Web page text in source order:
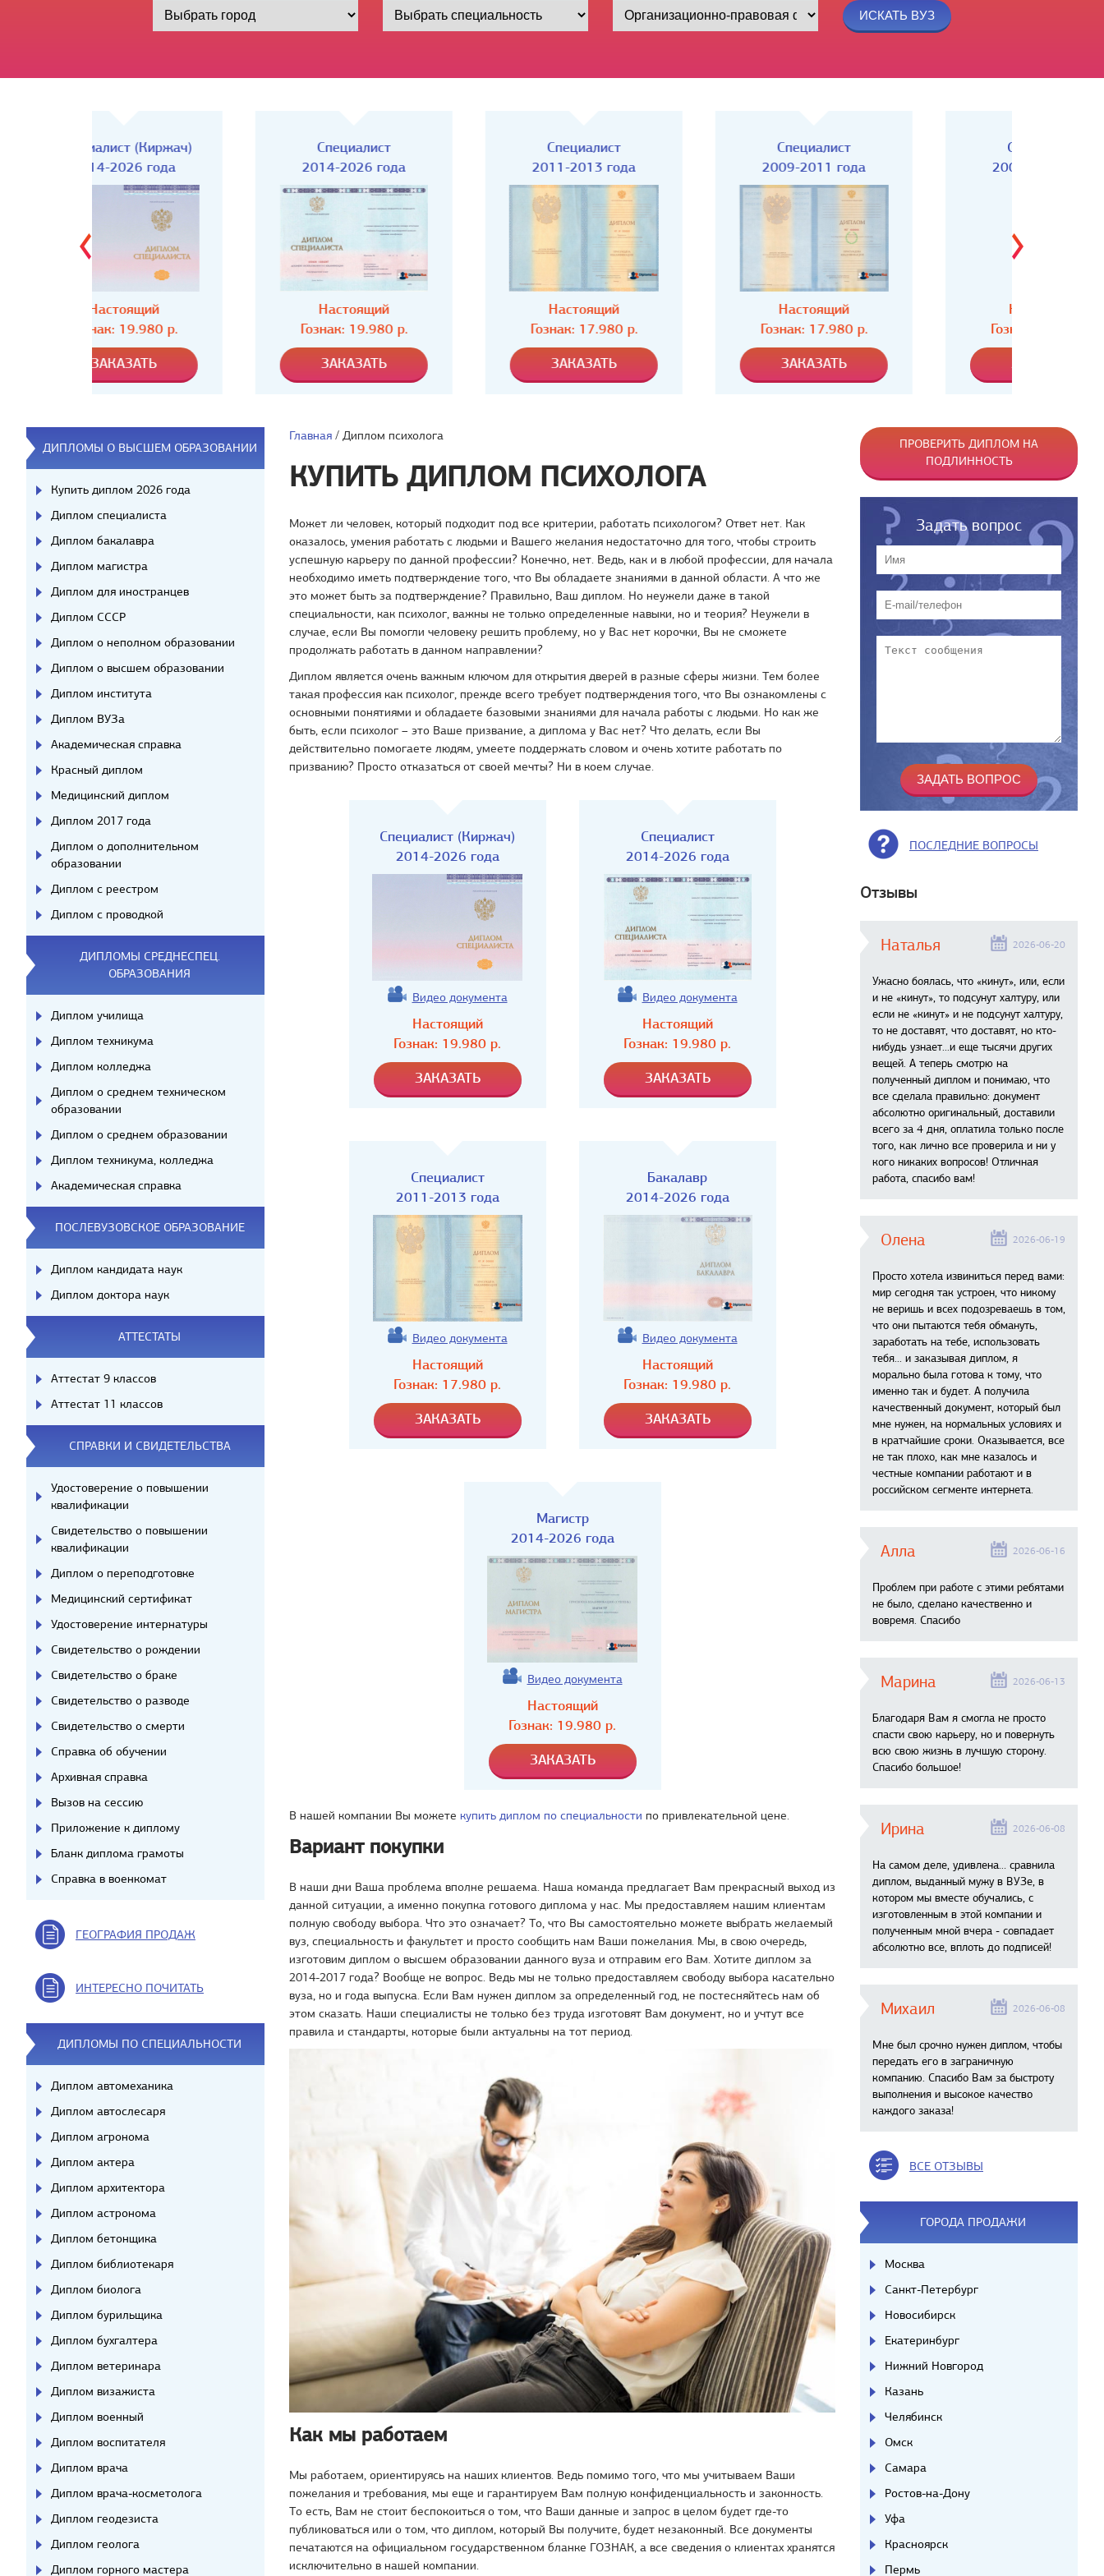
Специалист
2014-2026 года
Гознак: 19.980 р.
2011-2013 года
Гознак: 17.980 р.
2009-2011 года
Гознак: 17.980 р.
2004-2008 года
Гознак: 16.980 р.
Главная / Диплом психолога
КУПИТЬ ДИПЛОМ ПСИХОЛОГА
Может ли человек, который подходит под все критерии, работать психологом? Ответ нет. Как
оказалось, умения работать с людьми и Вашего желания недостаточно для того, чтобы строить
успешную карьеру по данной профессии? Конечно, нет. Ведь, как и в любой профессии, для начала
необходимо иметь подтверждение того, что Вы обладаете знаниями в данной области. А что же
это может быть за подтверждение? Правильно, Ваш диплом. Но неужели даже в такой
специальности, как психолог, важны не только определенные навыки, но и теория? Неужели в
случае, если Вы помогли человеку решить проблему, но у Вас нет корочки, Вы не сможете
продолжать работать в данном направлении?
Диплом является очень важным ключом для открытия дверей в разные сферы жизни. Тем более
такая профессия как психолог, прежде всего требует подтверждения того, что Вы ознакомлены с
основными понятиями и обладаете базовыми знаниями для начала работы с людьми. Но как же
быть, если психолог – это Ваше призвание, а диплома у Вас нет? Что делать, если Вы
действительно помогаете людям, умеете поддержать словом и очень хотите работать по
призванию? Просто отказаться от своей мечты? Ни в коем случае.
Специалист (Киржач)
2014-2026 года
Видео документа
Настоящий
Гознак: 19.980 р.
Специалист
2014-2026 года
Видео документа
Настоящий
Гознак: 19.980 р.
Специалист
2011-2013 года
Видео документа
Настоящий
Гознак: 17.980 р.
Бакалавр
2014-2026 года
Видео документа
Настоящий
Гознак: 19.980 р.
Магистр
2014-2026 года
Видео документа
Настоящий
Гознак: 19.980 р.
В нашей компании Вы можете купить диплом по специальности по привлекательной цене.
Вариант покупки
В наши дни Ваша проблема вполне решаема. Наша команда предлагает Вам прекрасный выход из
данной ситуации, а именно покупка готового диплома у нас. Мы предоставляем нашим клиентам
полную свободу выбора. Что это означает? То, что Вы самостоятельно можете выбрать желаемый
вуз, специальность и факультет и просто сообщить нам Ваши пожелания. Мы, в свою очередь,
изготовим диплом о высшем образовании данного вуза и отправим его Вам. Хотите диплом за
2014-2017 года? Вообще не вопрос. Ведь мы не только предоставляем свободу выбора касательно
вуза, но и года выпуска. Если Вам нужен диплом за определенный год, не постесняйтесь нам об
этом сказать. Наши специалисты не только без труда изготовят Вам документ, но и учтут все
правила и стандарты, которые были актуальны на тот период.
Как мы работаем
Мы работаем, ориентируясь на наших клиентов. Ведь помимо того, что мы учитываем Ваши
пожелания и требования, мы еще и гарантируем Вам полную конфиденциальность и законность.
То есть, Вам не стоит беспокоиться о том, что Ваши данные и запрос в целом будет где-то
публиковаться или о том, что диплом, который Вы получите, будет незаконный. Все документы
печатаются на официальном государственном бланке ГОЗНАК, а все сведения о клиентах хранятся
исключительно в нашей компании.
ДИПЛОМЫ О ВЫСШЕМ ОБРАЗОВАНИИ
Купить диплом 2026 года
Диплом специалиста
Диплом бакалавра
Диплом магистра
Диплом для иностранцев
Диплом СССР
Диплом о неполном образовании
Диплом о высшем образовании
Диплом института
Диплом ВУЗа
Академическая справка
Красный диплом
Медицинский диплом
Диплом 2017 года
Диплом о дополнительном
образовании
Диплом с реестром
Диплом с проводкой
ДИПЛОМЫ СРЕДНЕСПЕЦ.
ОБРАЗОВАНИЯ
Диплом училища
Диплом техникума
Диплом колледжа
Диплом о среднем техническом
образовании
Диплом о среднем образовании
Диплом техникума, колледжа
Академическая справка
ПОСЛЕВУЗОВСКОЕ ОБРАЗОВАНИЕ
Диплом кандидата наук
Диплом доктора наук
АТТЕСТАТЫ
Аттестат 9 классов
Аттестат 11 классов
СПРАВКИ И СВИДЕТЕЛЬСТВА
Удостоверение о повышении
квалификации
Свидетельство о повышении
квалификации
Диплом о переподготовке
Медицинский сертификат
Удостоверение интернатуры
Свидетельство о рождении
Свидетельство о браке
Свидетельство о разводе
Свидетельство о смерти
Справка об обучении
Архивная справка
Вызов на сессию
Приложение к диплому
Бланк диплома грамоты
Справка в военкомат
ГЕОГРАФИЯ ПРОДАЖ
ИНТЕРЕСНО ПОЧИТАТЬ
ДИПЛОМЫ ПО СПЕЦИАЛЬНОСТИ
Диплом автомеханика
Диплом автослесаря
Диплом агронома
Диплом актера
Диплом архитектора
Диплом астронома
Диплом бетонщика
Диплом библиотекаря
Диплом биолога
Диплом бурильщика
Диплом бухгалтера
Диплом ветеринара
Диплом визажиста
Диплом военный
Диплом воспитателя
Диплом врача
Диплом врача-косметолога
Диплом геодезиста
Диплом геолога
Диплом горного мастера
ПРОВЕРИТЬ ДИПЛОМ НА
ПОДЛИННОСТЬ
Задать вопрос
ПОСЛЕДНИЕ ВОПРОСЫ
Отзывы
Наталья 2026-06-20
Ужасно боялась, что «кинут», или, если
и не «кинут», то подсунут халтуру, или
если не «кинут» и не подсунут халтуру,
то не доставят, что доставят, но кто-
нибудь узнает...и еще тысячи других
вещей. А теперь смотрю на
полученный диплом и понимаю, что
все сделала правильно: документ
абсолютно оригинальный, доставили
всего за 4 дня, оплатила только после
того, как лично все проверила и ни у
кого никаких вопросов! Отличная
работа, спасибо вам!
Олена 2026-06-19
Просто хотела извиниться перед вами:
мир сегодня так устроен, что никому
не веришь и всех подозреваешь в том,
что они пытаются тебя обмануть,
заработать на тебе, использовать
тебя... и заказывая диплом, я
морально была готова к тому, что
именно так и будет. А получила
качественный документ, который был
мне нужен, на нормальных условиях и
в кратчайшие сроки. Оказывается, все
не так плохо, как мне казалось и
честные компании работают и в
российском сегменте интернета.
Алла 2026-06-16
Проблем при работе с этими ребятами
не было, сделано качественно и
вовремя. Спасибо
Марина 2026-06-13
Благодаря Вам я смогла не просто
спасти свою карьеру, но и повернуть
всю свою жизнь в лучшую сторону.
Спасибо большое!
Ирина 2026-06-08
На самом деле, удивлена… сравнила
диплом, выданный мужу в ВУЗе, в
котором мы вместе обучались, с
изготовленным в этой компании и
полученным мной вчера - совпадает
абсолютно все, вплоть до подписей!
Михаил 2026-06-08
Мне был срочно нужен диплом, чтобы
передать его в заграничную
компанию. Спасибо Вам за быстроту
выполнения и высокое качество
каждого заказа!
ВСЕ ОТЗЫВЫ
ГОРОДА ПРОДАЖИ
Москва
Санкт-Петербург
Новосибирск
Екатеринбург
Нижний Новгород
Казань
Челябинск
Омск
Самара
Ростов-на-Дону
Уфа
Красноярск
Пермь